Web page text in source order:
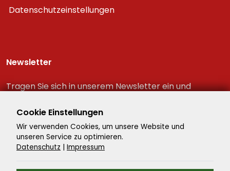
Datenschutzeinstellungen
Newsletter
Tragen Sie sich in unserem Newsletter ein und
Reiseschnäppchen!
Cookie Einstellungen
Wir verwenden Cookies, um unsere Website und
unseren Service zu optimieren.
Datenschutz | Impressum